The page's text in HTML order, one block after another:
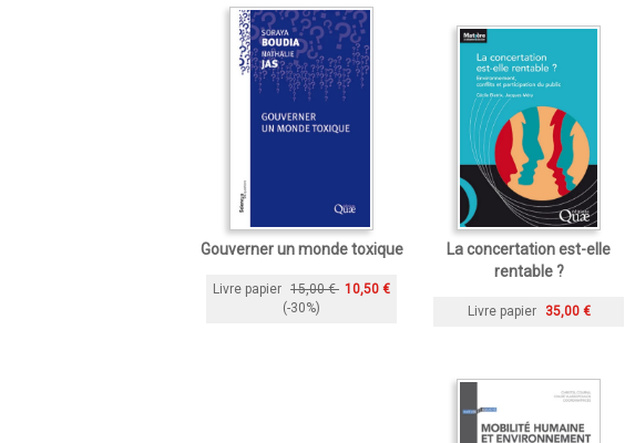
Gouverner un monde toxique
Livre papier 15,00 € 10,50 €
(-30%)
La concertation est-elle
rentable ?
Livre papier 35,00 €